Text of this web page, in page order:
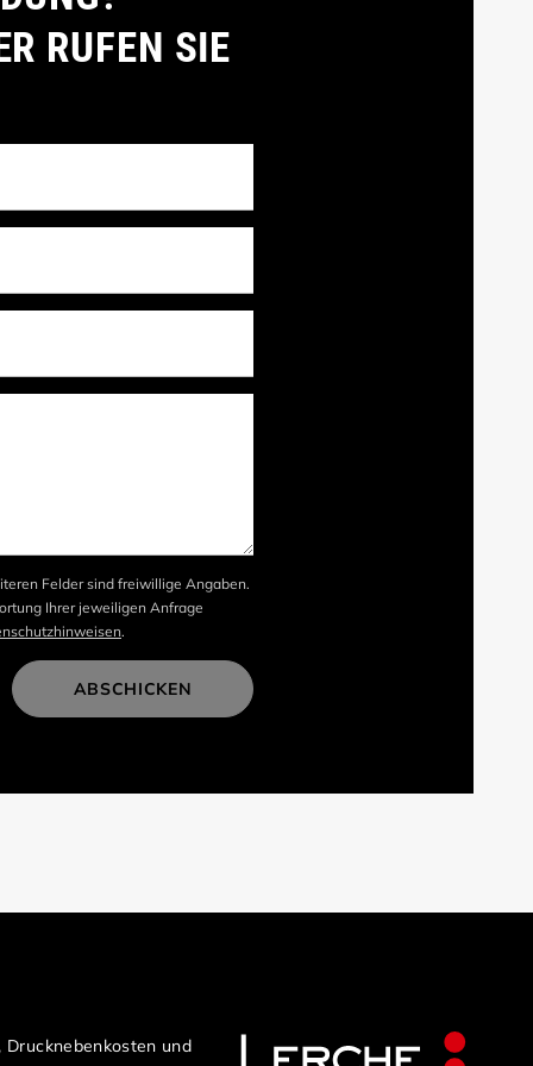
RUFEN SIE
Felder sind freiwillige Angaben.
Ihrer jeweiligen Anfrage
.
ABSCHICKEN
Drucknebenkosten und